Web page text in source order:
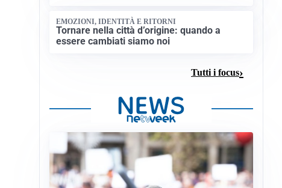
EMOZIONI, IDENTITÀ E RITORNI
Tornare nella città d’origine: quando a
essere cambiati siamo noi
Tutti i focus